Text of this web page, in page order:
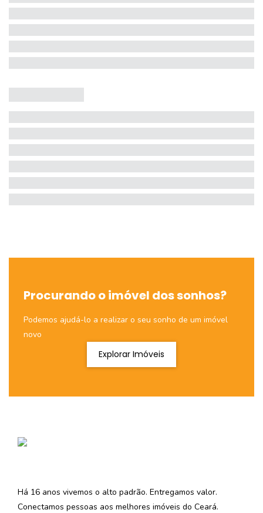
Procurando o imóvel dos sonhos?
Podemos ajudá-lo a realizar o seu sonho de um imóvel
novo
Explorar Imóveis
Há 16 anos vivemos o alto padrão. Entregamos valor.
Conectamos pessoas aos melhores imóveis do Ceará.